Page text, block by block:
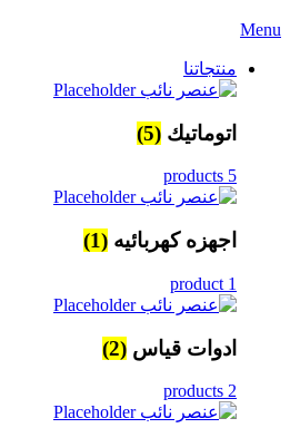
Menu
منتجاتنا
اتوماتيك (5)
5 products
اجهزه كهربائيه (1)
1 product
ادوات قياس (2)
2 products